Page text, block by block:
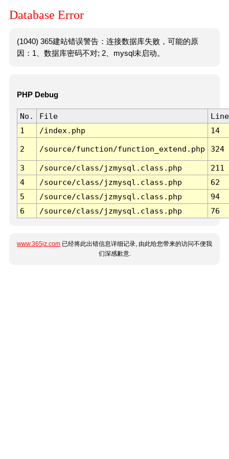
Database Error
(1040) 365建站错误警告：连接数据库失败，可能的原
因：1、数据库密码不对; 2、mysql未启动。
PHP Debug
No. File
Line
1
/index.php 14
2 /source/function/function_extend.php 324
3 /source/class/jzmysql.class.php
211
4
/source/class/jzmysql.class.php
62
5
/source/class/jzmysql.class.php
94
6
/source/class/jzmysql.class.php 76
www.365jz.com 已经将此出错信息详细记录, 由此给您带来的访问不便我
们深感歉意.